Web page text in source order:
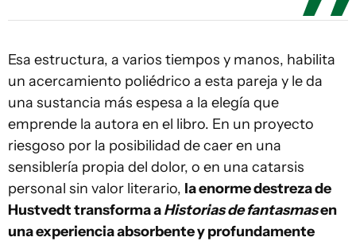
Esa estructura, a varios tiempos y manos, habilita
un acercamiento poliédrico a esta pareja y le da
una sustancia más espesa a la elegía que
emprende la autora en el libro. En un proyecto
riesgoso por la posibilidad de caer en una
sensiblería propia del dolor, o en una catarsis
personal sin valor literario, la enorme destreza de
Hustvedt transforma aHistorias de fantasmasen
una experiencia absorbente y profundamente